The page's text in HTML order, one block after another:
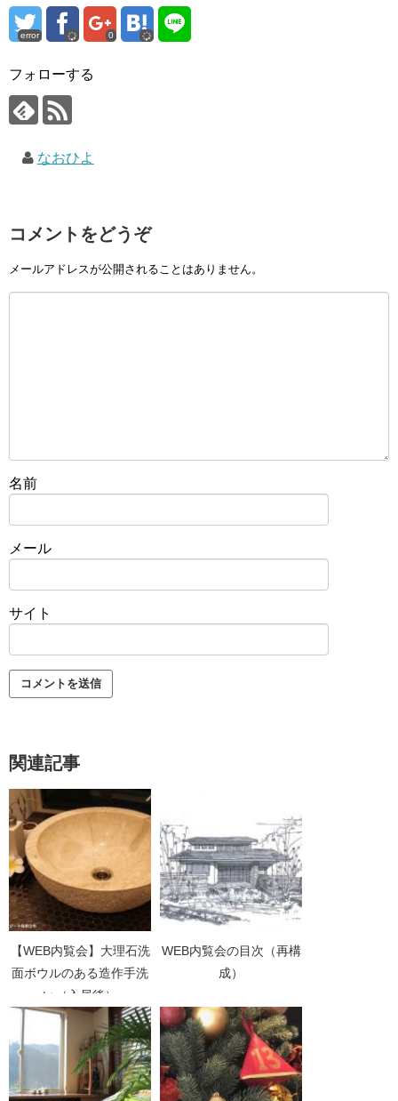
error 0
フォローする
なおひよ
コメントをどうぞ
メールアドレスが公開されることはありません。
名前
メール
サイト
関連記事
【WEB内覧会】大理石洗
面ボウルのある造作手洗
い（入居後）
WEB内覧会の目次（再構
成）